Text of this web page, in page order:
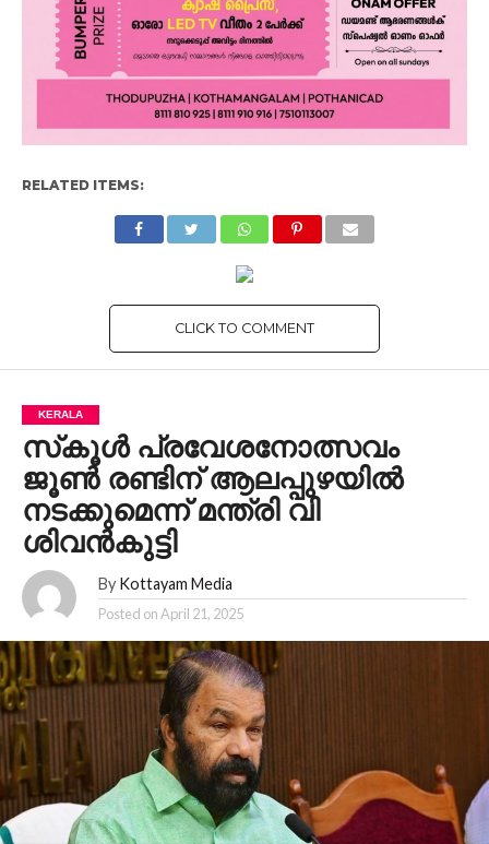
RELATED ITEMS:
CLICK TO COMMENT
KERALA
സ്‌കൂൾ പ്രവേശനോത്സവം
ജൂൺ രണ്ടിന് ആലപ്പുഴയിൽ
നടക്കുമെന്ന് മന്ത്രി വി
ശിവൻകുട്ടി
By Kottayam Media
Posted onApril 21, 2025